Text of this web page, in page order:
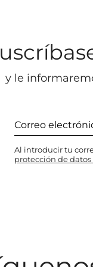
y le
Al introducir tu
protección de datos